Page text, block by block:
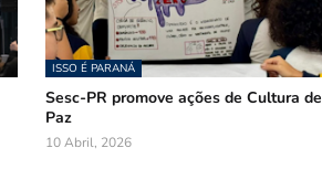
ISSO É PARANÁ
Sesc-PR promove ações de Cultura de
Paz
10 Abril, 2026